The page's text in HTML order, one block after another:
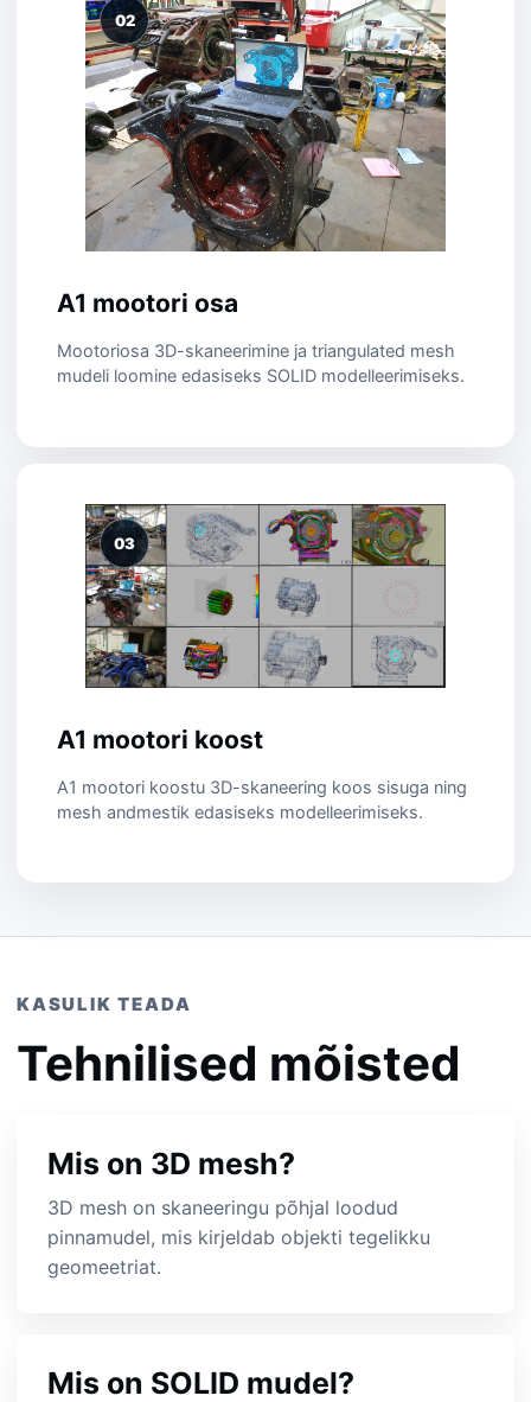
02
A1 mootori osa
Mootoriosa 3D-skaneerimine ja triangulated mesh
mudeli loomine edasiseks SOLID modelleerimiseks.
03
A1 mootori koost
A1 mootori koostu 3D-skaneering koos sisuga ning
mesh andmestik edasiseks modelleerimiseks.
KASULIK TEADA
Tehnilised mõisted
Mis on 3D mesh?
3D mesh on skaneeringu põhjal loodud
pinnamudel, mis kirjeldab objekti tegelikku
geomeetriat.
Mis on SOLID mudel?